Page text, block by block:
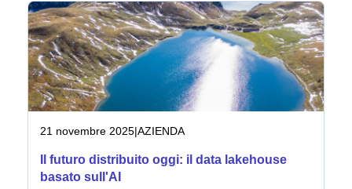
21 novembre 2025|AZIENDA
Il futuro distribuito oggi: il data lakehouse
basato sull'AI